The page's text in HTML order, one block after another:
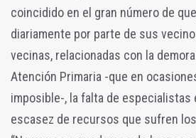
coincidido en el gran número de
diariamente por parte de sus
vecinas, relacionadas con la
Atención Primaria -que en
imposible-, la falta de especialistas
escasez de recursos que sufren